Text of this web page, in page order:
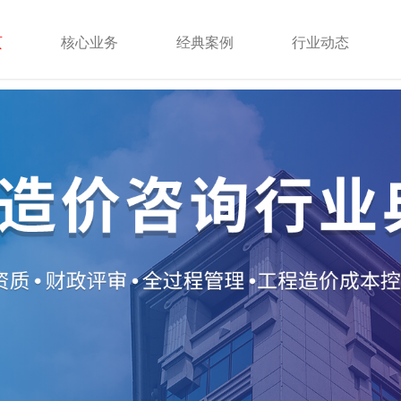
核心业务 经典案例 行业动态